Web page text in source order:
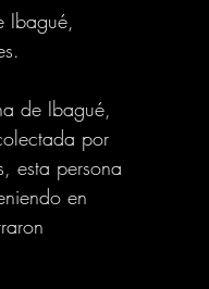
Ibagué,
de Ibagué,
por
esta persona
en